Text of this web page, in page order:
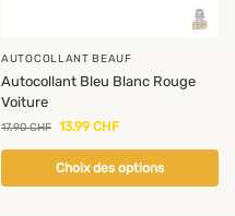
AUTOCOLLANT BEAUF
Autocollant Bleu Blanc Rouge
Voiture
17.90CHF 13.99 CHF
Choix des options